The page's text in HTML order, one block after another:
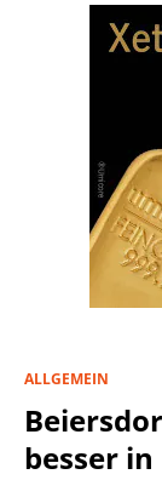
ALLGEMEIN
besser